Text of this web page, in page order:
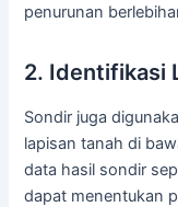
penurunan
2. Identifikasi
Sondir juga
lapisan tanah di
data hasil sondir
dapat menentukan